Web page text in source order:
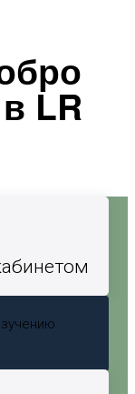
LR